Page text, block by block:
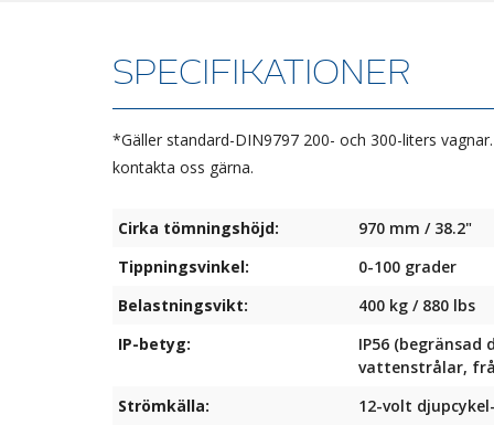
SPECIFIKATIONER
*Gäller standard-DIN9797 200- och 300-liters
kontakta oss gärna.
Cirka tömningshöjd:
970 mm / 38.2"
Tippningsvinkel:
0-100 grader
Belastningsvikt:
400 kg / 880 lbs
IP-betyg:
IP56
vattenstrålar,
Strömkälla:
12-volt